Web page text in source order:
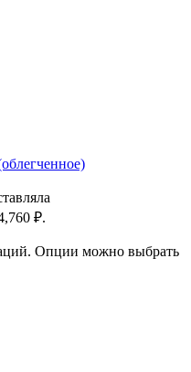
₽.
Опции можно выбрать